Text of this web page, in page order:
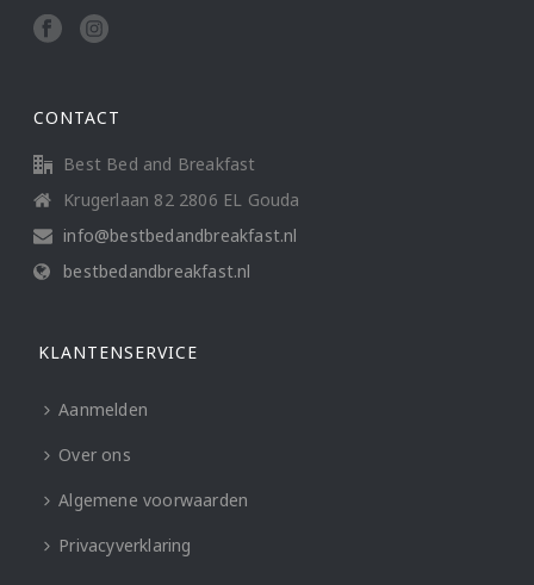
CONTACT
Best Bed and Breakfast
Krugerlaan 82 2806 EL Gouda
info@bestbedandbreakfast.nl
bestbedandbreakfast.nl
KLANTENSERVICE
Aanmelden
Over ons
Algemene voorwaarden
Privacyverklaring